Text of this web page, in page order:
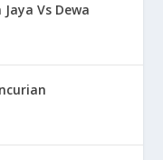
Vs Dewa